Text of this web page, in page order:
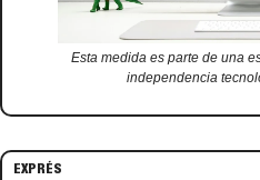
Esta medida es parte de una
independencia
EXPRÉS